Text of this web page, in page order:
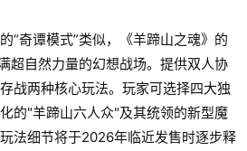
“奇谭模式”类似，《羊蹄山之魂》的
超自然力量的幻想战场。提供双人协
战两种核心玩法。玩家可选择四大独
的"羊蹄山六人众"及其统领的新型魔
法细节将于2026年临近发售时逐步释